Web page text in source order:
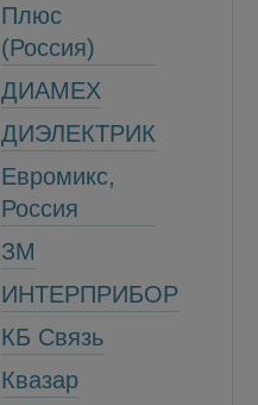
Плюс
(Россия)
ДИАМЕХ
ДИЭЛЕКТРИК
Евромикс,
Россия
ЗМ
ИНТЕРПРИБОР
КБ Связь
Квазар